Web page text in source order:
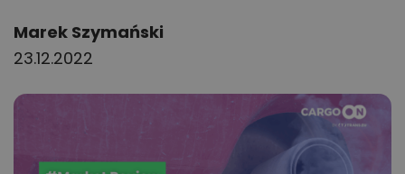
Author:
Marek Szymański
23.12.2022